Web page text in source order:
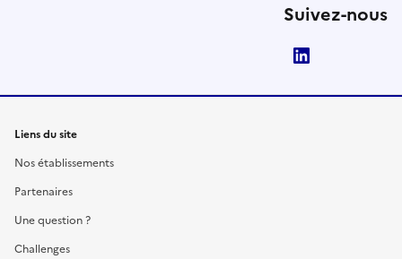
Suivez-nous
Liens du site
Nos établissements
Partenaires
Une question ?
Challenges